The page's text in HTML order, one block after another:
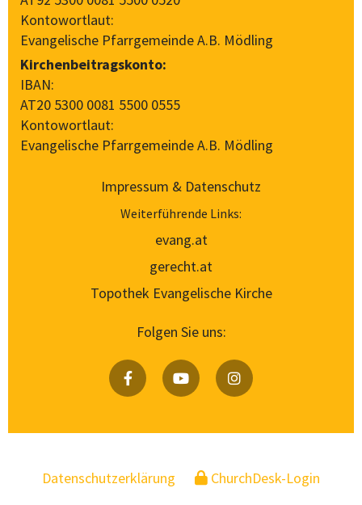
Kontowortlaut:
Evangelische Pfarrgemeinde A.B. Mödling
Kirchenbeitragskonto:
IBAN:
AT20 5300 0081 5500 0555
Kontowortlaut:
Evangelische Pfarrgemeinde A.B. Mödling
Impressum & Datenschutz
Weiterführende Links:
evang.at
gerecht.at
Topothek Evangelische Kirche
Folgen Sie uns:
Datenschutzerklärung ChurchDesk-Login